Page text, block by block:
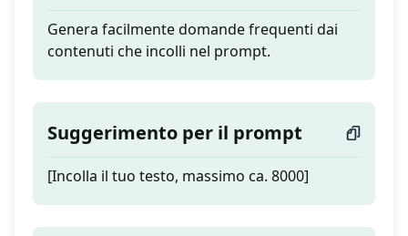
Genera facilmente domande frequenti dai
contenuti che incolli nel prompt.
Suggerimento per il prompt
[Incolla il tuo testo, massimo ca. 8000]